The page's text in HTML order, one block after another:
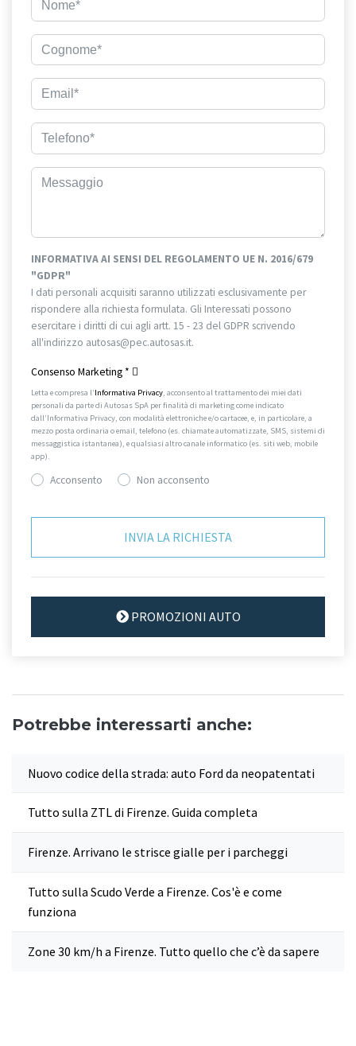
INFORMATIVA AI SENSI DEL REGOLAMENTO UE N. 2016/679
"GDPR"
I dati personali acquisiti saranno utilizzati esclusivamente per
rispondere alla richiesta formulata. Gli Interessati possono
esercitare i diritti di cui agli artt. 15 - 23 del GDPR scrivendo
all'indirizzo autosas@pec.autosas.it.
Consenso Marketing *
Letta e compresa l’Informativa Privacy, acconsento al trattamento dei miei dati
personali da parte di Autosas SpA per finalità di marketing come indicato
dall’Informativa Privacy, con modalità elettroniche e/o cartacee, e, in particolare, a
mezzo posta ordinaria o email, telefono (es. chiamate automatizzate, SMS, sistemi di
messaggistica istantanea), e qualsiasi altro canale informatico (es. siti web, mobile
app).
Acconsento Non acconsento
PROMOZIONI AUTO
Potrebbe interessarti anche:
Nuovo codice della strada: auto Ford da neopatentati
Tutto sulla ZTL di Firenze. Guida completa
Firenze. Arrivano le strisce gialle per i parcheggi
Tutto sulla Scudo Verde a Firenze. Cos'è e come
funziona
Zone 30 km/h a Firenze. Tutto quello che c’è da sapere